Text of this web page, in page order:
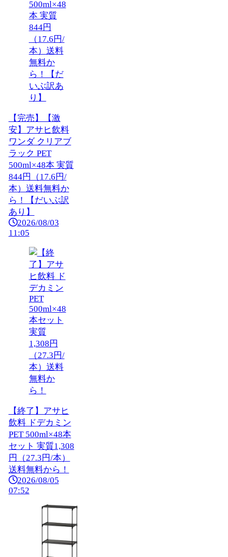
【完売】【激
安】アサヒ飲料
ワンダ クリアブ
ラック PET
500ml×48本 実質
844円（17.6円/
本）送料無料か
ら！【だいぶ訳
あり】
2026/08/03
11:05
【終了】アサヒ
飲料 ドデカミン
PET 500ml×48本
セット 実質1,308
円（27.3円/本）
送料無料から！
2026/08/05
07:52